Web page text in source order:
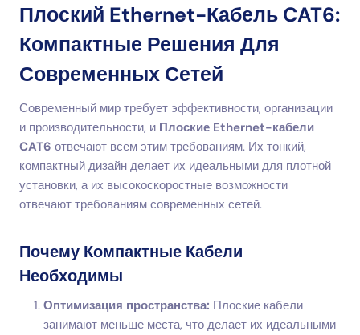
Плоский Ethernet-Кабель CAT6:
Компактные Решения Для
Современных Сетей
Современный мир требует эффективности, организации
и производительности, и Плоские Ethernet-кабели
CAT6 отвечают всем этим требованиям. Их тонкий,
компактный дизайн делает их идеальными для плотной
установки, а их высокоскоростные возможности
отвечают требованиям современных сетей.
Почему Компактные Кабели
Необходимы
Оптимизация пространства: Плоские кабели
занимают меньше места, что делает их идеальными